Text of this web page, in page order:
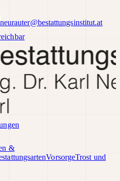
neurauter@bestattungsinstitut.at
&
VorsorgeTrost und